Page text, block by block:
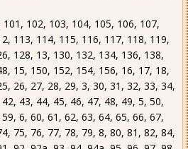
101, 102, 103, 104, 105, 106, 107,
113, 114, 115, 116, 117, 118, 119,
128, 13, 130, 132, 134, 136, 138,
15, 150, 152, 154, 156, 16, 17, 18,
26, 27, 28, 29, 3, 30, 31, 32, 33, 34,
43, 44, 45, 46, 47, 48, 49, 5, 50,
6, 60, 61, 62, 63, 64, 65, 66, 67,
75, 76, 77, 78, 79, 8, 80, 81, 82, 84,